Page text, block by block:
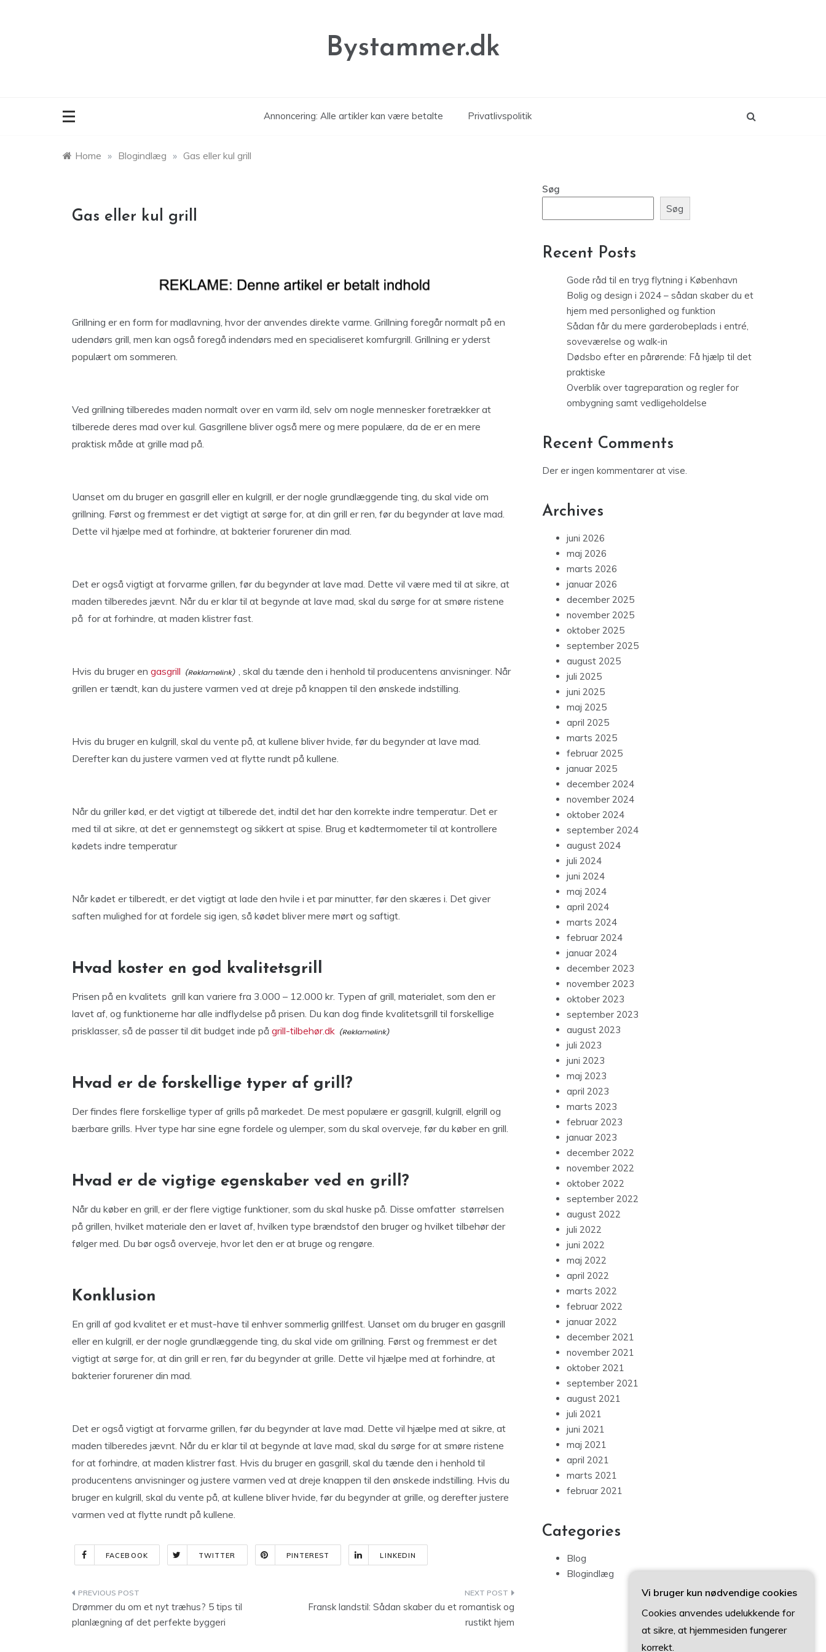
Bystammer.dk
Annoncering: Alle artikler kan være betalte Privatlivspolitik
Home » Blogindlæg » Gas eller kul grill
Gas eller kul grill
Grillning er en form for madlavning, hvor der anvendes direkte varme. Grillning foregår normalt på en
udendørs grill, men kan også foregå indendørs med en specialiseret komfurgrill. Grillning er yderst
populært om sommeren.
Ved grillning tilberedes maden normalt over en varm ild, selv om nogle mennesker foretrækker at
tilberede deres mad over kul. Gasgrillene bliver også mere og mere populære, da de er en mere
praktisk måde at grille mad på.
Uanset om du bruger en gasgrill eller en kulgrill, er der nogle grundlæggende ting, du skal vide om
grillning. Først og fremmest er det vigtigt at sørge for, at din grill er ren, før du begynder at lave mad.
Dette vil hjælpe med at forhindre, at bakterier forurener din mad.
Det er også vigtigt at forvarme grillen, før du begynder at lave mad. Dette vil være med til at sikre, at
maden tilberedes jævnt. Når du er klar til at begynde at lave mad, skal du sørge for at smøre ristene
på for at forhindre, at maden klistrer fast.
Hvis du bruger en gasgrill
, skal du tænde den i henhold til producentens anvisninger. Når
grillen er tændt, kan du justere varmen ved at dreje på knappen til den ønskede indstilling.
Hvis du bruger en kulgrill, skal du vente på, at kullene bliver hvide, før du begynder at lave mad.
Derefter kan du justere varmen ved at flytte rundt på kullene.
Når du griller kød, er det vigtigt at tilberede det, indtil det har den korrekte indre temperatur. Det er
med til at sikre, at det er gennemstegt og sikkert at spise. Brug et kødtermometer til at kontrollere
kødets indre temperatur
Når kødet er tilberedt, er det vigtigt at lade den hvile i et par minutter, før den skæres i. Det giver
saften mulighed for at fordele sig igen, så kødet bliver mere mørt og saftigt.
Hvad koster en god kvalitetsgrill
Prisen på en kvalitets grill kan variere fra 3.000 – 12.000 kr. Typen af grill, materialet, som den er
lavet af, og funktionerne har alle indflydelse på prisen. Du kan dog finde kvalitetsgrill til forskellige
prisklasser, så de passer til dit budget inde på grill-tilbehør.dk
Hvad er de forskellige typer af grill?
Der findes flere forskellige typer af grills på markedet. De mest populære er gasgrill, kulgrill, elgrill og
bærbare grills. Hver type har sine egne fordele og ulemper, som du skal overveje, før du køber en grill.
Hvad er de vigtige egenskaber ved en grill?
Når du køber en grill, er der flere vigtige funktioner, som du skal huske på. Disse omfatter størrelsen
på grillen, hvilket materiale den er lavet af, hvilken type brændstof den bruger og hvilket tilbehør der
følger med. Du bør også overveje, hvor let den er at bruge og rengøre.
Konklusion
En grill af god kvalitet er et must-have til enhver sommerlig grillfest. Uanset om du bruger en gasgrill
eller en kulgrill, er der nogle grundlæggende ting, du skal vide om grillning. Først og fremmest er det
vigtigt at sørge for, at din grill er ren, før du begynder at grille. Dette vil hjælpe med at forhindre, at
bakterier forurener din mad.
Det er også vigtigt at forvarme grillen, før du begynder at lave mad. Dette vil hjælpe med at sikre, at
maden tilberedes jævnt. Når du er klar til at begynde at lave mad, skal du sørge for at smøre ristene
for at forhindre, at maden klistrer fast. Hvis du bruger en gasgrill, skal du tænde den i henhold til
producentens anvisninger og justere varmen ved at dreje knappen til den ønskede indstilling. Hvis du
bruger en kulgrill, skal du vente på, at kullene bliver hvide, før du begynder at grille, og derefter justere
varmen ved at flytte rundt på kullene.
FACEBOOK TWITTER PINTEREST LINKEDIN
Indlægsnavigation
Drømmer du om et nyt træhus? 5 tips til
planlægning af det perfekte byggeri
Fransk landstil: Sådan skaber du et romantisk og
rustikt hjem
Søg
Søg
Recent Posts
Gode råd til en tryg flytning i København
Bolig og design i 2024 – sådan skaber du et
hjem med personlighed og funktion
Sådan får du mere garderobeplads i entré,
soveværelse og walk-in
Dødsbo efter en pårørende: Få hjælp til det
praktiske
Overblik over tagreparation og regler for
ombygning samt vedligeholdelse
Recent Comments
Der er ingen kommentarer at vise.
Archives
juni 2026
maj 2026
marts 2026
januar 2026
december 2025
november 2025
oktober 2025
september 2025
august 2025
juli 2025
juni 2025
maj 2025
april 2025
marts 2025
februar 2025
januar 2025
december 2024
november 2024
oktober 2024
september 2024
august 2024
juli 2024
juni 2024
maj 2024
april 2024
marts 2024
februar 2024
januar 2024
december 2023
november 2023
oktober 2023
september 2023
august 2023
juli 2023
juni 2023
maj 2023
april 2023
marts 2023
februar 2023
januar 2023
december 2022
november 2022
oktober 2022
september 2022
august 2022
juli 2022
juni 2022
maj 2022
april 2022
marts 2022
februar 2022
januar 2022
december 2021
november 2021
oktober 2021
september 2021
august 2021
juli 2021
juni 2021
maj 2021
april 2021
marts 2021
februar 2021
Categories
Blog
Blogindlæg
Vi bruger kun nødvendige cookies
Cookies anvendes udelukkende for
at sikre, at hjemmesiden fungerer
korrekt.